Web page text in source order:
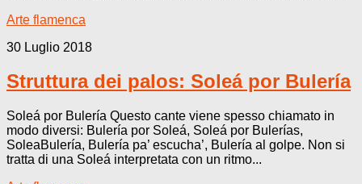
Arte flamenca
30 Luglio 2018
Struttura dei palos: Soleá por Bulería
Soleá por Bulería Questo cante viene spesso chiamato in
modo diversi: Bulería por Soleá, Soleá por Bulerías,
SoleaBulería, Bulería pa’ escucha’, Bulería al golpe. Non si
tratta di una Soleá interpretata con un ritmo...